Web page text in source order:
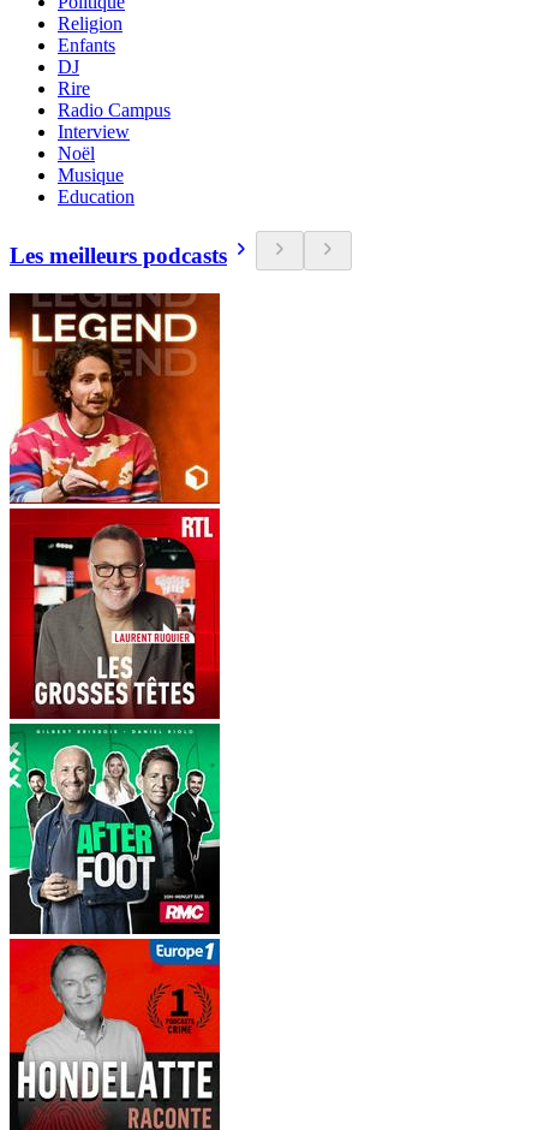
Religion
Enfants
DJ
Rire
Radio Campus
Interview
Noël
Musique
Education
Les meilleurs podcasts